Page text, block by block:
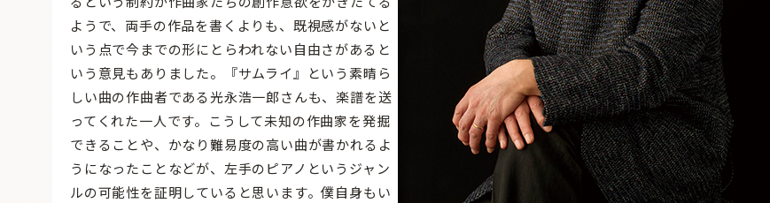
ようで、両手の作品を書くよりも、既視感がないと
いう点で今までの形にとらわれない自由さがあると
いう意見もありました。『サムライ』という素晴ら
しい曲の作曲者である光永浩一郎さんも、楽譜を送
ってくれた一人です。こうして未知の作曲家を発掘
できることや、かなり難易度の高い曲が書かれるよ
うになったことなどが、左手のピアノというジャン
ルの可能性を証明していると思います。僕自身もい